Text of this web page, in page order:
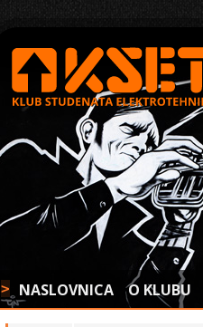
> NASLOVNICA O KLUBU